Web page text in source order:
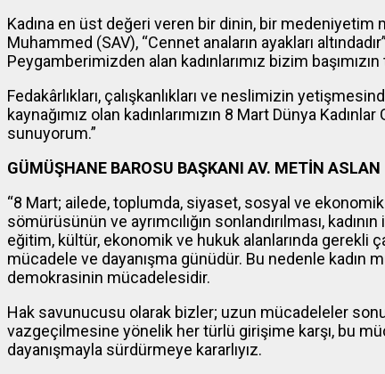
Kadına en üst değeri veren bir dinin, bir medeniyetim
Muhammed (SAV), “Cennet anaların ayakları
Peygamberimizden alan kadınlarımız bizim başımızın
Fedakârlıkları, çalışkanlıkları ve neslimizin
kaynağımız olan kadınlarımızın 8 Mart Dünya
sunuyorum.”
GÜMÜŞHANE BAROSU BAŞKANI AV. METİN ASLAN
“8 Mart; ailede, toplumda, siyaset, sosyal ve
sömürüsünün ve ayrımcılığın sonlandırılması,
eğitim, kültür, ekonomik ve hukuk alanlarında gerekli
mücadele ve dayanışma günüdür. Bu nedenle kadın
demokrasinin mücadelesidir.
Hak savunucusu olarak bizler; uzun mücadeleler
vazgeçilmesine yönelik her türlü girişime karşı, bu
dayanışmayla sürdürmeye kararlıyız.